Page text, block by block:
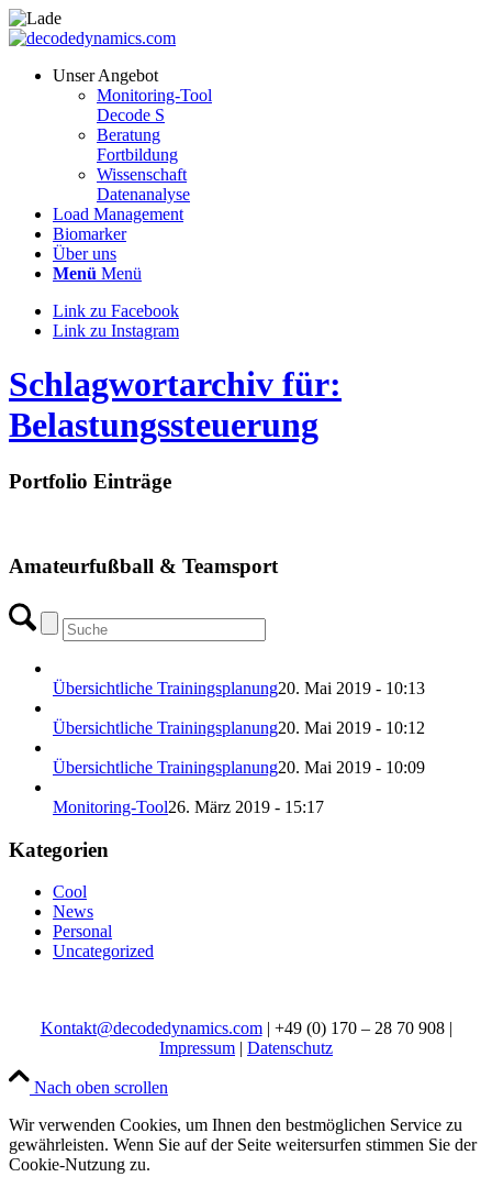
Unser Angebot
Monitoring-Tool
Decode S
Beratung
Fortbildung
Wissenschaft
Datenanalyse
Load Management
Biomarker
Über uns
Menü Menü
Link zu Facebook
Link zu Instagram
Schlagwortarchiv für:
Belastungssteuerung
Portfolio Einträge
Amateurfußball & Teamsport
Übersichtliche Trainingsplanung20. Mai 2019 - 10:13
Übersichtliche Trainingsplanung20. Mai 2019 - 10:12
Übersichtliche Trainingsplanung20. Mai 2019 - 10:09
Monitoring-Tool26. März 2019 - 15:17
Kategorien
Cool
News
Personal
Uncategorized
Kontakt@decodedynamics.com| +49 (0) 170 – 28 70 908 |
Impressum
Datenschutz
Nach oben scrollen
Wir verwenden Cookies, um Ihnen den bestmöglichen Service zu
gewährleisten. Wenn Sie auf der Seite weitersurfen stimmen Sie der
Cookie-Nutzung zu.